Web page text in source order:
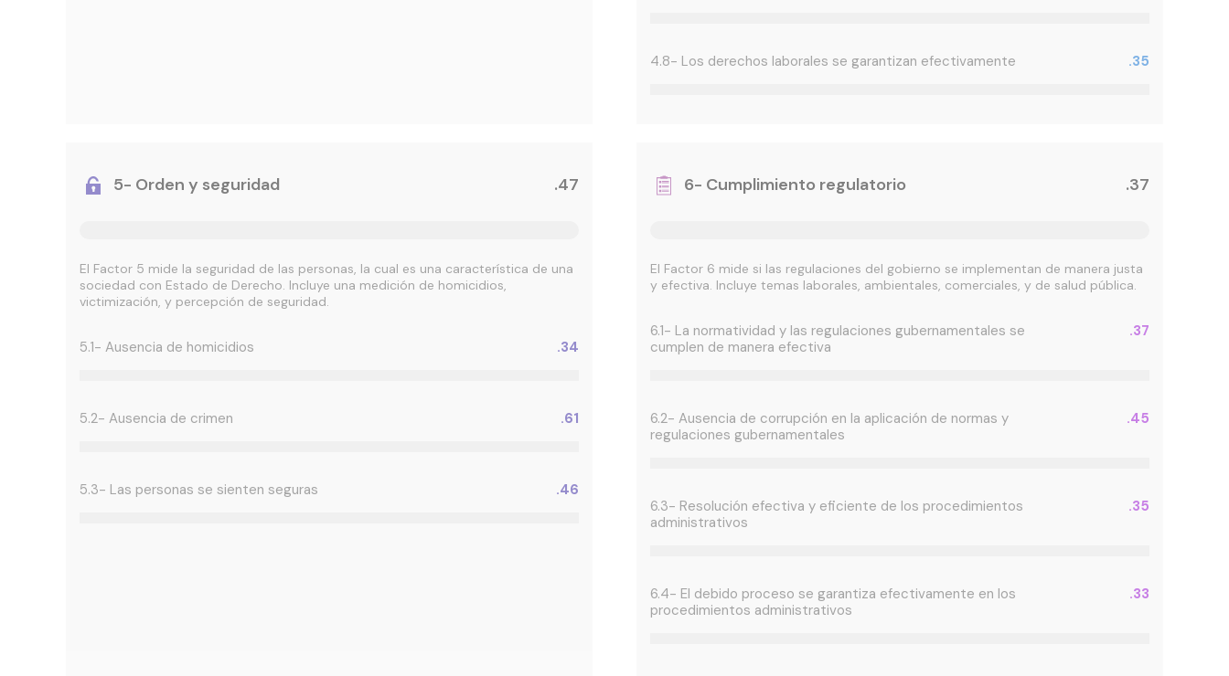
4.8- Los derechos laborales se garantizan efectivamente .35
5- Orden y seguridad .47
El Factor 5 mide la seguridad de las personas, la cual es una característica de una
sociedad con Estado de Derecho. Incluye una medición de homicidios,
victimización, y percepción de seguridad.
5.1- Ausencia de homicidios .34
5.2- Ausencia de crimen .61
5.3- Las personas se sienten seguras .46
6- Cumplimiento regulatorio .37
El Factor 6 mide si las regulaciones del gobierno se implementan de manera justa
y efectiva. Incluye temas laborales, ambientales, comerciales, y de salud pública.
6.1- La normatividad y las regulaciones gubernamentales se
cumplen de manera efectiva
.37
6.2- Ausencia de corrupción en la aplicación de normas y
regulaciones gubernamentales
.45
6.3- Resolución efectiva y eficiente de los procedimientos
administrativos
.35
6.4- El debido proceso se garantiza efectivamente en los
procedimientos administrativos
.33